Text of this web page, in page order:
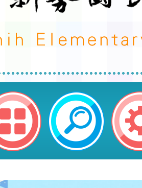
中學辦理「非山非市
球營隊課程-桃園市